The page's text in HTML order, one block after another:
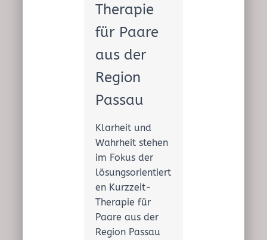
Therapie
für Paare
aus der
Region
Passau
Klarheit und
Wahrheit stehen
im Fokus der
lösungsorientiert
en Kurzzeit-
Therapie für
Paare aus der
Region Passau